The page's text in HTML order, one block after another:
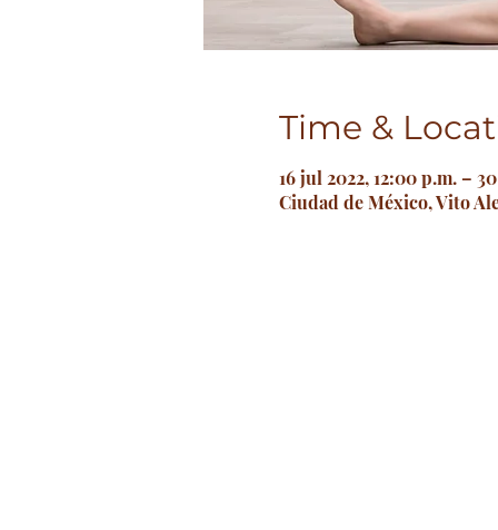
Time &
16 jul 2022, 12:00 p.m. –
Ciudad de México, Vito